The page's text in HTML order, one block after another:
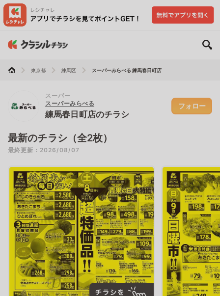
東京都 練馬区 スーパーみらべる 練馬春日町店
スーパー
スーパーみらべる
練馬春日町店のチラシ
フォロー
最新のチラシ（全2枚）
最終更新：2026/08/07